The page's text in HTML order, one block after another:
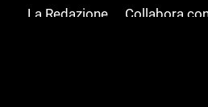
La Redazione
Collabora